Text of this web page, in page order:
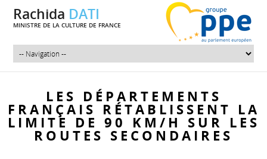
Rachida DATI
MINISTRE DE LA CULTURE DE FRANCE
LES DÉPARTEMENTS
FRANÇAIS RÉTABLISSENT LA
LIMITE DE 90 KM/H SUR LES
ROUTES SECONDAIRES